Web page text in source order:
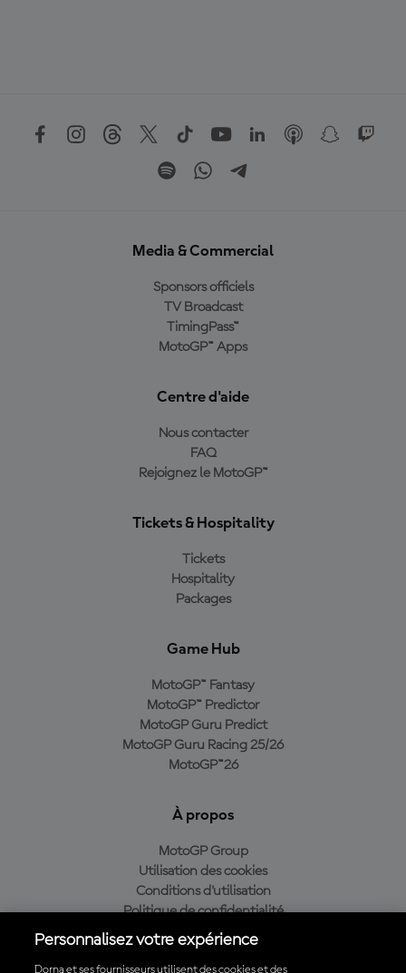
Media & Commercial
Sponsors officiels
TV Broadcast
TimingPass™
MotoGP™ Apps
Centre d'aide
Nous contacter
FAQ
Rejoignez le MotoGP™
Tickets & Hospitality
Tickets
Hospitality
Packages
Game Hub
MotoGP™ Fantasy
MotoGP™ Predictor
MotoGP Guru Predict
MotoGP Guru Racing 25/26
MotoGP™26
À propos
MotoGP Group
Utilisation des cookies
Conditions d'utilisation
Politique de confidentialité
Politique d’achat
Personnalisez votre expérience
Dorna et ses fournisseurs utilisent des cookies et des